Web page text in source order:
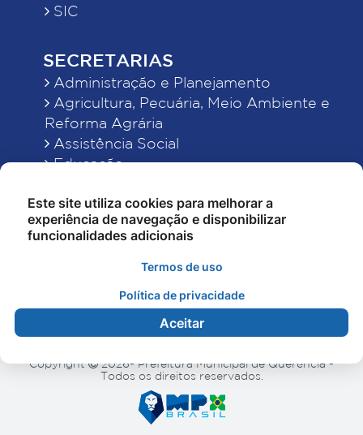
SIC
SECRETARIAS
Administração e Planejamento
Agricultura, Pecuária, Meio Ambiente e
Reforma Agrária
Assistência Social
Educação
Finanças
Indústria, Comércio, Turismo, Ciência e
Tecnologia
Obras Públicas, Estradas e Rodagens
Saúde
Copyright
2026- Prefeitura Municipal de Querência -
Todos os direitos reservados.
Este site utiliza cookies para melhorar a
experiência de navegação e disponibilizar
funcionalidades adicionais
Termos de uso
Política de privacidade
Aceitar